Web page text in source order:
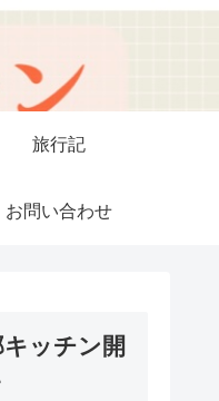
旅行記
お問い合わせ
ッチン開